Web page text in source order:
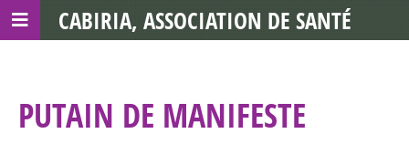
PUTAIN DE MANIFESTE
CABIRIA, ASSOCIATION DE SANTÉ